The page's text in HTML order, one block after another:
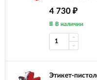
4 730 ₽
В наличии
Этикет-